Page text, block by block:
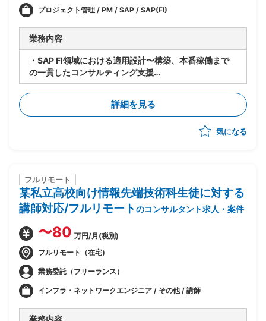
プロジェクト管理 / PM / SAP / SAP(FI)
業務内容
・SAP FI領域における適用設計〜構築、本番稼働まで
の一貫したコンサルティング支援
・ベンダー側、SAPコンサルタントポジション
・前任コンサルが実施した要件定義をもとにした概要設
計レビューおよび顧客説明
・債権、債務、固定資産、一般会計領域のカスタマイズ
・現在適用設計フェーズ、10月～構築フェーズ、2028
年1月本番稼働予定
詳細を見る
気になる
フルリモート
某私立高校向け情報先端技術科生徒に対する
講師対応/フルリモートのコンサルタント求人・案件
〜80 万円/月(税別)
フルリモート（在宅)
業務委託（フリーランス）
インフラ・ネットワークエンジニア / その他 / 講師
業務内容